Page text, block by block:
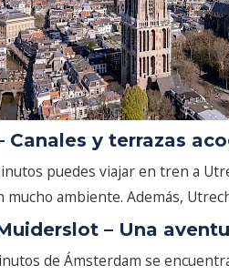
Canales y terrazas
puedes viajar en tren a
mucho ambiente. Además,
– Una
de Ámsterdam se